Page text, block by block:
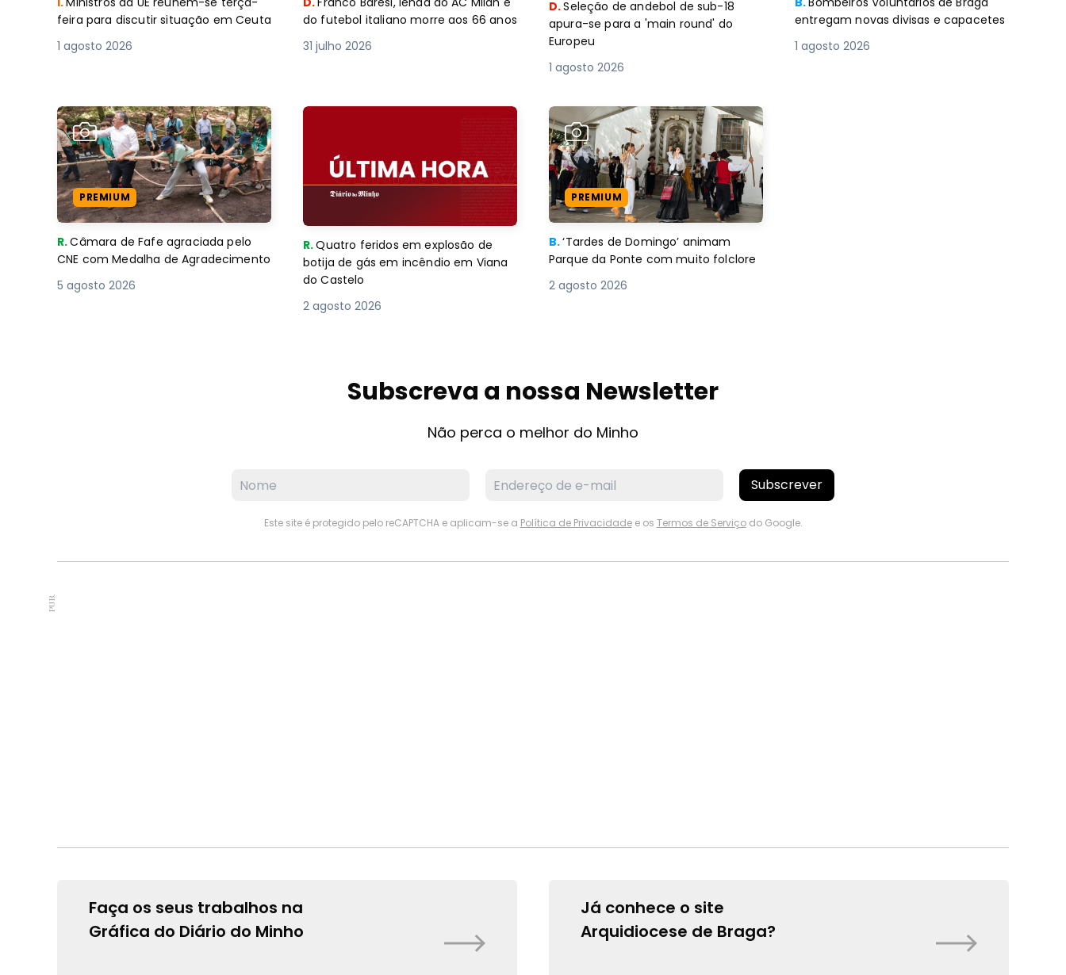
feira para discutir situação em Ceuta
1 agosto 2026
do futebol italiano morre aos 66 anos
31 julho 2026
D.Seleção de andebol de sub-18
apura-se para a 'main round' do
Europeu
1 agosto 2026
entregam novas divisas e capacetes
1 agosto 2026
PREMIUM
R.Câmara de Fafe agraciada pelo
CNE com Medalha de Agradecimento
5 agosto 2026
R.Quatro feridos em explosão de
botija de gás em incêndio em Viana
do Castelo
2 agosto 2026
PREMIUM
B.‘Tardes de Domingo’ animam
Parque da Ponte com muito folclore
2 agosto 2026
Subscreva a nossa Newsletter
Não perca o melhor do Minho
Subscrever
Este site é protegido pelo reCAPTCHA e aplicam-se a Política de Privacidadee os Termos de Serviçodo Google.
PUB.
Faça os seus trabalhos na
Gráfica do Diário do Minho
Já conhece o site
Arquidiocese de Braga?